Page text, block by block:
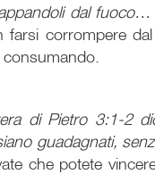
dal
corrompere
di Pietro 3:1-2
guadagnati,
che potete